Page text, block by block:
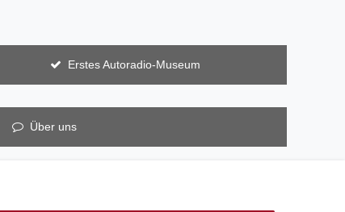
Erstes Autoradio-Museum
Über uns